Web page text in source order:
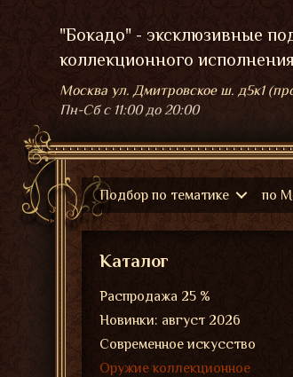
"Бокадо" - эксклюзивные
коллекционного
Москва ул. Дмитровское ш. д5к1
Пн-Сбс 11:00 до 20:00
Подбор по тематике по
Каталог
Распродажа 25 %
Новинки: август 2026
Современное искусство
Оружие коллекционное